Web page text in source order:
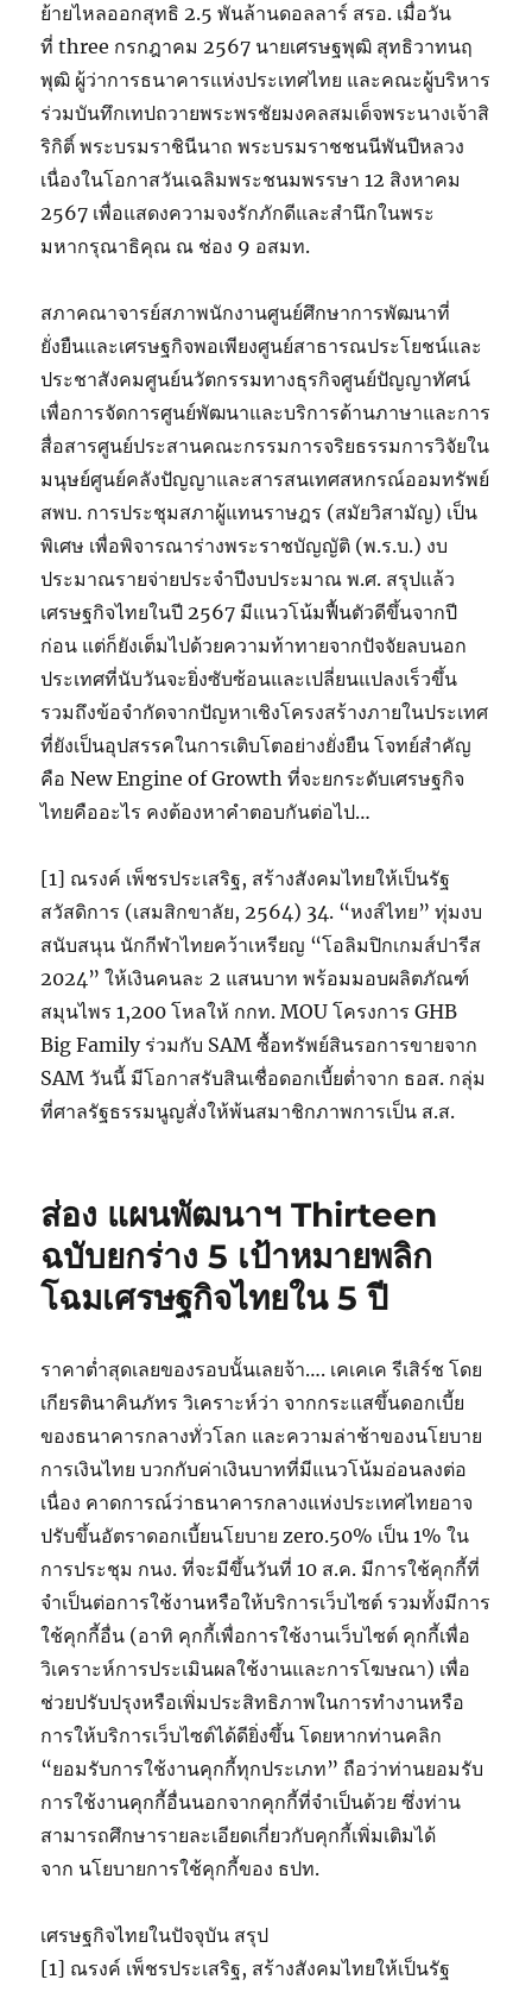
ย้ายไหลออกสุทธิ 2.5 พันล้านดอลลาร์ สรอ. เมื่อวัน
ที่ three กรกฎาคม 2567 นายเศรษฐพุฒิ สุทธิวาทนฤ
พุฒิ ผู้ว่าการธนาคารแห่งประเทศไทย และคณะผู้บริหาร
ร่วมบันทึกเทปถวายพระพรชัยมงคลสมเด็จพระนางเจ้าสิ
ริกิติ์ พระบรมราชินีนาถ พระบรมราชชนนีพันปีหลวง
เนื่องในโอกาสวันเฉลิมพระชนมพรรษา 12 สิงหาคม
2567 เพื่อแสดงความจงรักภักดีและสำนึกในพระ
มหากรุณาธิคุณ ณ ช่อง 9 อสมท.
สภาคณาจารย์สภาพนักงานศูนย์ศึกษาการพัฒนาที่
ยั่งยืนและเศรษฐกิจพอเพียงศูนย์สาธารณประโยชน์และ
ประชาสังคมศูนย์นวัตกรรมทางธุรกิจศูนย์ปัญญาทัศน์
เพื่อการจัดการศูนย์พัฒนาและบริการด้านภาษาและการ
สื่อสารศูนย์ประสานคณะกรรมการจริยธรรมการวิจัยใน
มนุษย์ศูนย์คลังปัญญาและสารสนเทศสหกรณ์ออมทรัพย์
สพบ. การประชุมสภาผู้แทนราษฎร (สมัยวิสามัญ) เป็น
พิเศษ เพื่อพิจารณาร่างพระราชบัญญัติ (พ.ร.บ.) งบ
ประมาณรายจ่ายประจำปีงบประมาณ พ.ศ. สรุปแล้ว
เศรษฐกิจไทยในปี 2567 มีแนวโน้มฟื้นตัวดีขึ้นจากปี
ก่อน แต่ก็ยังเต็มไปด้วยความท้าทายจากปัจจัยลบนอก
ประเทศที่นับวันจะยิ่งซับซ้อนและเปลี่ยนแปลงเร็วขึ้น
รวมถึงข้อจำกัดจากปัญหาเชิงโครงสร้างภายในประเทศ
ที่ยังเป็นอุปสรรคในการเติบโตอย่างยั่งยืน โจทย์สำคัญ
คือ New Engine of Growth ที่จะยกระดับเศรษฐกิจ
ไทยคืออะไร คงต้องหาคำตอบกันต่อไป…
[1] ณรงค์ เพ็ชรประเสริฐ, สร้างสังคมไทยให้เป็นรัฐ
สวัสดิการ (เสมสิกขาลัย, 2564) 34. “หงส์ไทย” ทุ่มงบ
สนับสนุน นักกีฬาไทยคว้าเหรียญ “โอลิมปิกเกมส์ปารีส
2024” ให้เงินคนละ 2 แสนบาท พร้อมมอบผลิตภัณฑ์
สมุนไพร 1,200 โหลให้ กกท. MOU โครงการ GHB
Big Family ร่วมกับ SAM ซื้อทรัพย์สินรอการขายจาก
SAM วันนี้ มีโอกาสรับสินเชื่อดอกเบี้ยต่ำจาก ธอส. กลุ่ม
ที่ศาลรัฐธรรมนูญสั่งให้พ้นสมาชิกภาพการเป็น ส.ส.
ส่อง แผนพัฒนาฯ Thirteen
ฉบับยกร่าง 5 เป้าหมายพลิก
โฉมเศรษฐกิจไทยใน 5 ปี
ราคาต่ำสุดเลยของรอบนั้นเลยจ้า…. เคเคเค รีเสิร์ช โดย
เกียรตินาคินภัทร วิเคราะห์ว่า จากกระแสขึ้นดอกเบี้ย
ของธนาคารกลางทั่วโลก และความล่าช้าของนโยบาย
การเงินไทย บวกกับค่าเงินบาทที่มีแนวโน้มอ่อนลงต่อ
เนื่อง คาดการณ์ว่าธนาคารกลางแห่งประเทศไทยอาจ
ปรับขึ้นอัตราดอกเบี้ยนโยบาย zero.50% เป็น 1% ใน
การประชุม กนง. ที่จะมีขึ้นวันที่ 10 ส.ค. มีการใช้คุกกี้ที่
จำเป็นต่อการใช้งานหรือให้บริการเว็บไซต์ รวมทั้งมีการ
ใช้คุกกี้อื่น (อาทิ คุกกี้เพื่อการใช้งานเว็บไซต์ คุกกี้เพื่อ
วิเคราะห์การประเมินผลใช้งานและการโฆษณา) เพื่อ
ช่วยปรับปรุงหรือเพิ่มประสิทธิภาพในการทำงานหรือ
การให้บริการเว็บไซต์ได้ดียิ่งขึ้น โดยหากท่านคลิก
“ยอมรับการใช้งานคุกกี้ทุกประเภท” ถือว่าท่านยอมรับ
การใช้งานคุกกี้อื่นนอกจากคุกกี้ที่จำเป็นด้วย ซึ่งท่าน
สามารถศึกษารายละเอียดเกี่ยวกับคุกกี้เพิ่มเติมได้
จาก นโยบายการใช้คุกกี้ของ ธปท.
เศรษฐกิจไทยในปัจจุบัน สรุป
[1] ณรงค์ เพ็ชรประเสริฐ, สร้างสังคมไทยให้เป็นรัฐ